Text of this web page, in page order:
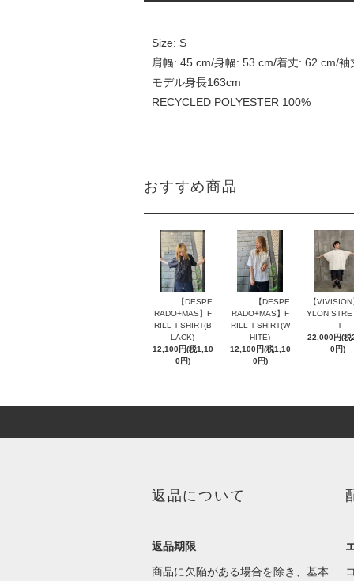
Size: S
肩幅: 45 cm/身幅: 53 cm/着丈: 62 cm/袖
モデル身長163cm
RECYCLED POLYESTER 100%
おすすめ商品
【DESPE
RADO+MAS】F
RILL T-SHIRT(B
LACK)
12,100円(税1,10
0円)
【DESPE
RADO+MAS】F
RILL T-SHIRT(W
HITE)
12,100円(税1,10
0円)
【
YLON
- T
22,000円(税
0円)
返品について
返品期限
商品に欠陥がある場合を除き、基本